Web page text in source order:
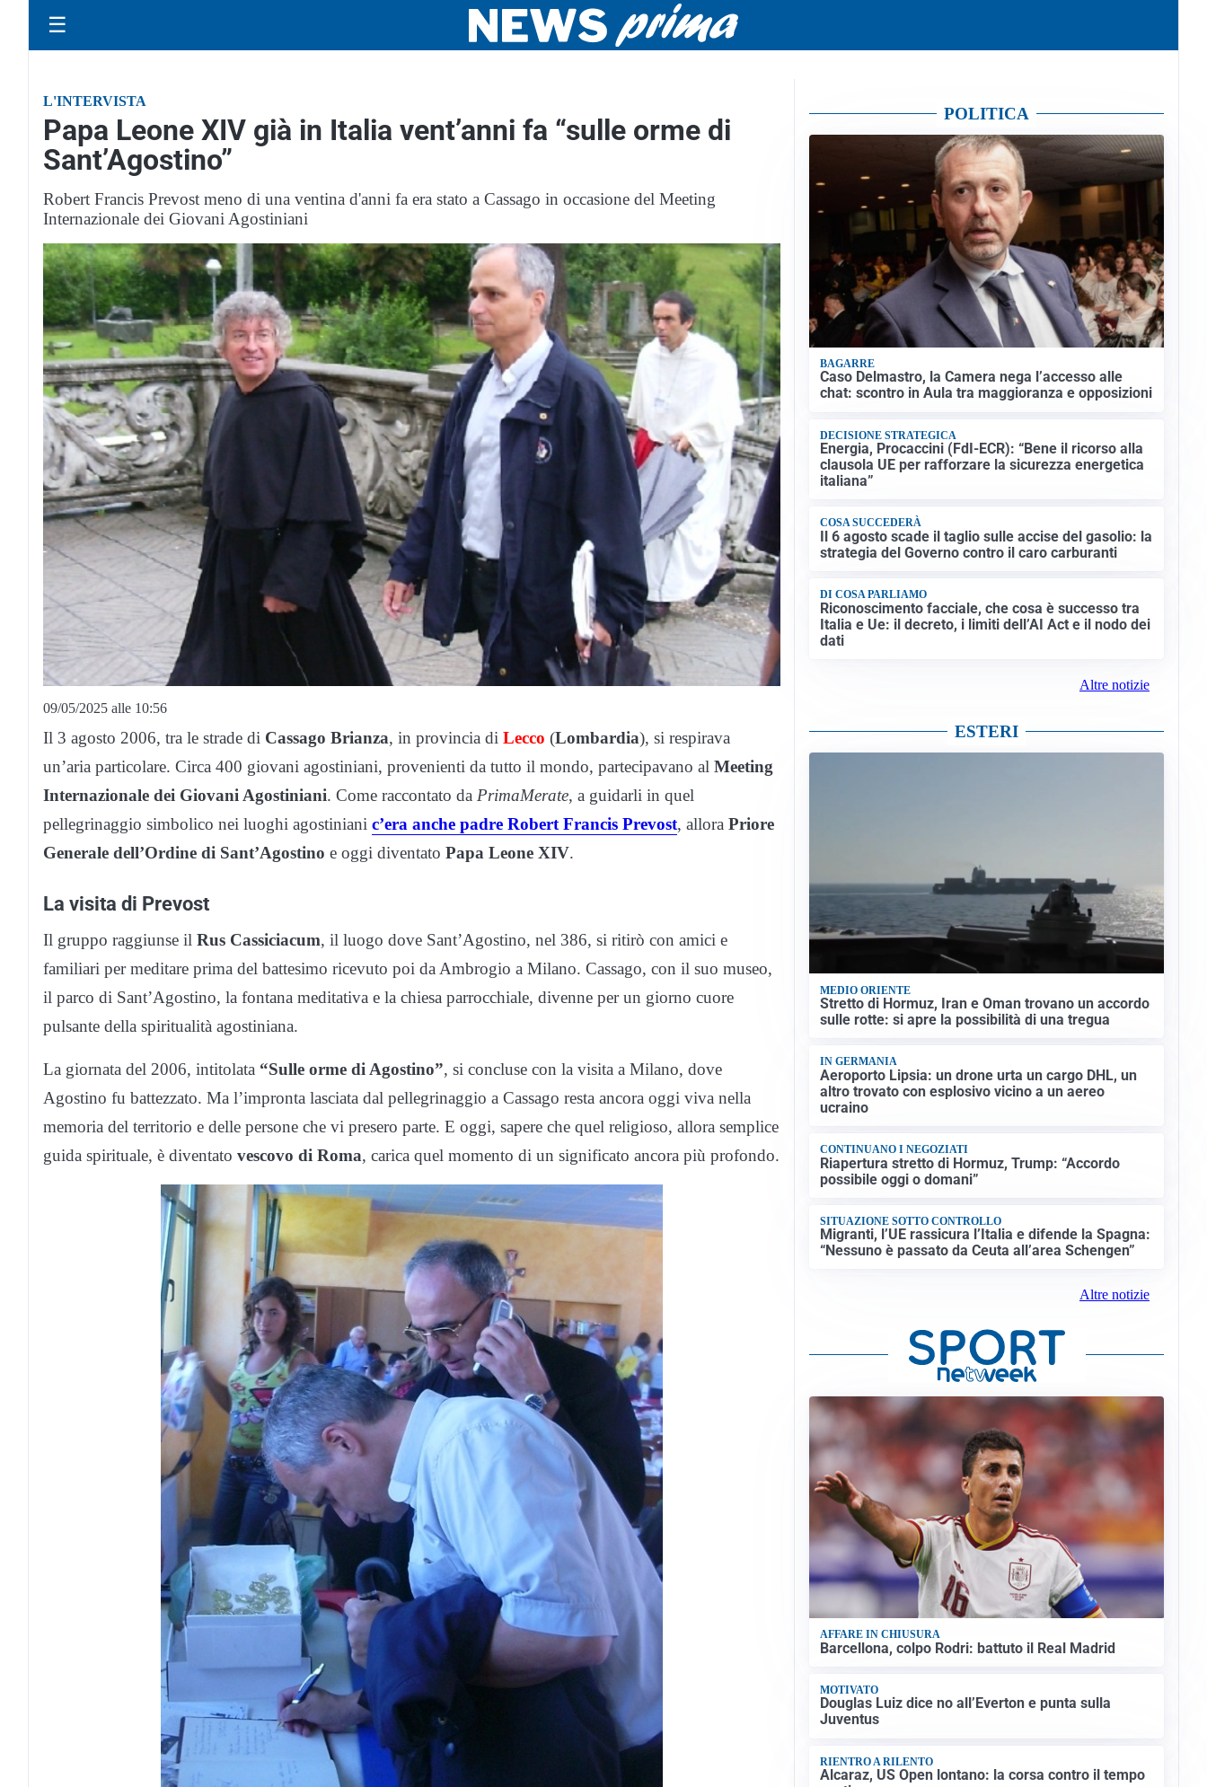
☰
L'INTERVISTA
Papa Leone XIV già in Italia vent’anni fa “sulle orme di
Sant’Agostino”
Robert Francis Prevost meno di una ventina d'anni fa era stato a Cassago in occasione del Meeting
Internazionale dei Giovani Agostiniani
09/05/2025 alle 10:56
Il 3 agosto 2006, tra le strade di Cassago Brianza, in provincia di Lecco (Lombardia), si respirava
un’aria particolare. Circa 400 giovani agostiniani, provenienti da tutto il mondo, partecipavano al Meeting
Internazionale dei Giovani Agostiniani. Come raccontato da PrimaMerate, a guidarli in quel
pellegrinaggio simbolico nei luoghi agostiniani c’era anche padre Robert Francis Prevost, allora Priore
Generale dell’Ordine di Sant’Agostino e oggi diventato Papa Leone XIV.
La visita di Prevost
Il gruppo raggiunse il Rus Cassiciacum, il luogo dove Sant’Agostino, nel 386, si ritirò con amici e
familiari per meditare prima del battesimo ricevuto poi da Ambrogio a Milano. Cassago, con il suo museo,
il parco di Sant’Agostino, la fontana meditativa e la chiesa parrocchiale, divenne per un giorno cuore
pulsante della spiritualità agostiniana.
La giornata del 2006, intitolata “Sulle orme di Agostino”, si concluse con la visita a Milano, dove
Agostino fu battezzato. Ma l’impronta lasciata dal pellegrinaggio a Cassago resta ancora oggi viva nella
memoria del territorio e delle persone che vi presero parte. E oggi, sapere che quel religioso, allora semplice
guida spirituale, è diventato vescovo di Roma, carica quel momento di un significato ancora più profondo.
POLITICA
BAGARRE
Caso Delmastro, la Camera nega l’accesso alle
chat: scontro in Aula tra maggioranza e opposizioni
DECISIONE STRATEGICA
Energia, Procaccini (FdI-ECR): “Bene il ricorso alla
clausola UE per rafforzare la sicurezza energetica
italiana”
COSA SUCCEDERÀ
Il 6 agosto scade il taglio sulle accise del gasolio: la
strategia del Governo contro il caro carburanti
DI COSA PARLIAMO
Riconoscimento facciale, che cosa è successo tra
Italia e Ue: il decreto, i limiti dell’AI Act e il nodo dei
dati
Altre notizie
ESTERI
MEDIO ORIENTE
Stretto di Hormuz, Iran e Oman trovano un accordo
sulle rotte: si apre la possibilità di una tregua
IN GERMANIA
Aeroporto Lipsia: un drone urta un cargo DHL, un
altro trovato con esplosivo vicino a un aereo
ucraino
CONTINUANO I NEGOZIATI
Riapertura stretto di Hormuz, Trump: “Accordo
possibile oggi o domani”
SITUAZIONE SOTTO CONTROLLO
Migranti, l’UE rassicura l’Italia e difende la Spagna:
“Nessuno è passato da Ceuta all’area Schengen”
Altre notizie
AFFARE IN CHIUSURA
Barcellona, colpo Rodri: battuto il Real Madrid
MOTIVATO
Douglas Luiz dice no all’Everton e punta sulla
Juventus
RIENTRO A RILENTO
Alcaraz, US Open lontano: la corsa contro il tempo